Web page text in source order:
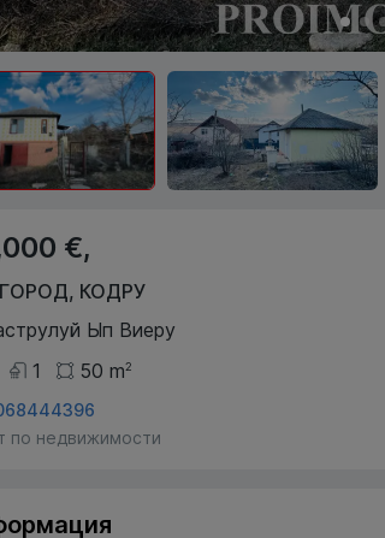
€,
, КОДРУ
Ып Виеру
1 50 m2
по недвижимости